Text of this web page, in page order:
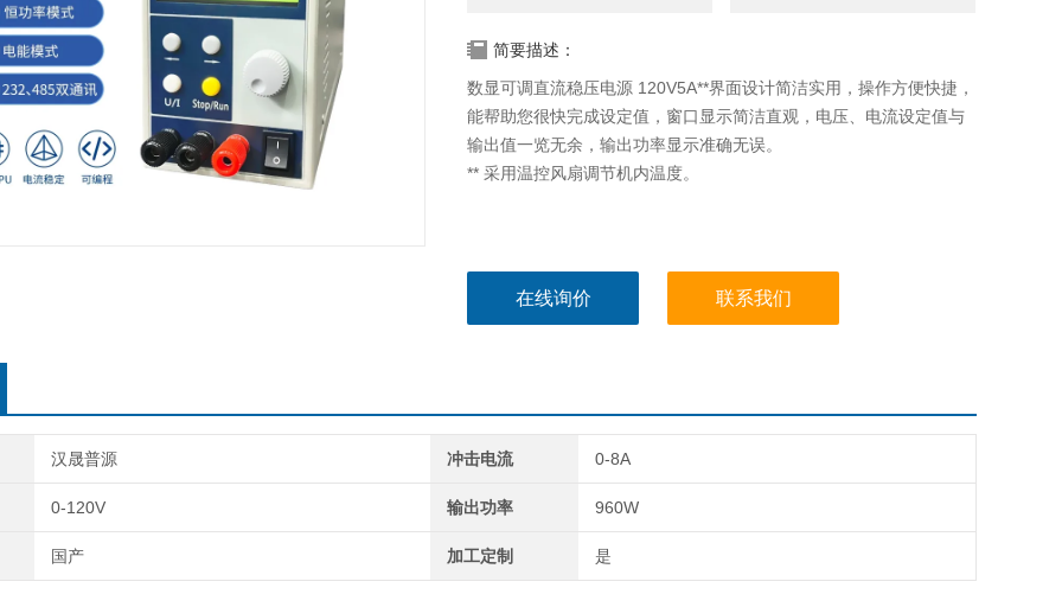
简要描述：
数显可调直流稳压电源 120V5A**界面设计简洁实用，操作方便快捷，
能帮助您很快完成设定值，窗口显示简洁直观，电压、电流设定值与
输出值一览无余，输出功率显示准确无误。
** 采用温控风扇调节机内温度。
在线询价 联系我们
汉晟普源 冲击电流 0-8A
0-120V 输出功率 960W
国产 加工定制 是